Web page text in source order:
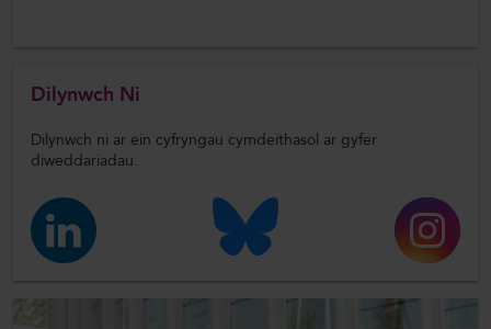
Dilynwch Ni
Dilynwch ni ar ein cyfryngau cymdeithasol ar gyfer
diweddariadau.